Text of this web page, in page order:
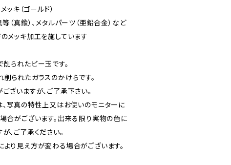
ッキ（ゴールド）
（真鍮）、メタルパーツ（亜鉛合金）など
メッキ加工を施しています
られたビー玉です。
られたガラスのかけらです。
ざいますが、ご了承下さい。
、写真の特性上又はお使いのモニターに
合がございます。出来る限り実物の色に
、ご了承ください。
り見え方が変わる場合がございます。